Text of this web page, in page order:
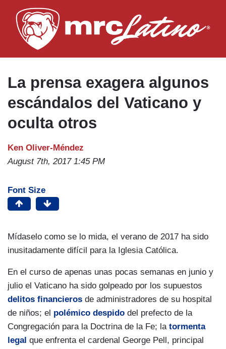
to
main
La prensa exagera algunos
escándalos del Vaticano y
oculta otros
Ken Oliver-Méndez
August 7th, 2017 1:45 PM
Font Size
Mídaselo como se lo mida, el verano de 2017 ha sido
inusitadamente difícil para la Iglesia Católica.
En el curso de apenas unas pocas semanas en junio y
julio el Vaticano ha sido golpeado por los supuestos
delitos financieros de administradores de su hospital
de niños; el polémico despido del prefecto de la
Congregación para la Doctrina de la Fe; la tormenta
legal que enfrenta el cardenal George Pell, principal